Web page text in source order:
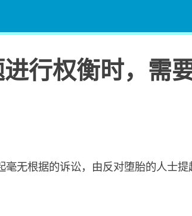
行权衡时，需
毫无根据的诉讼，由反对堕胎的人士